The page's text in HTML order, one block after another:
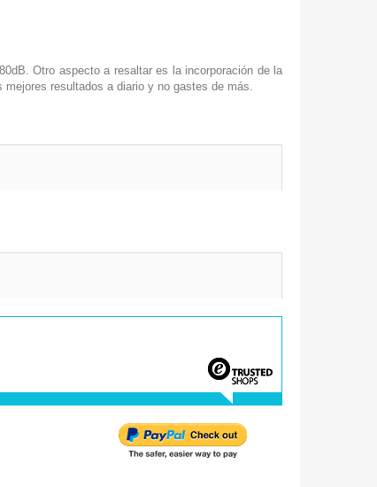
Otro aspecto a resaltar es la incorporación de la
resultados a diario y no gastes de más.